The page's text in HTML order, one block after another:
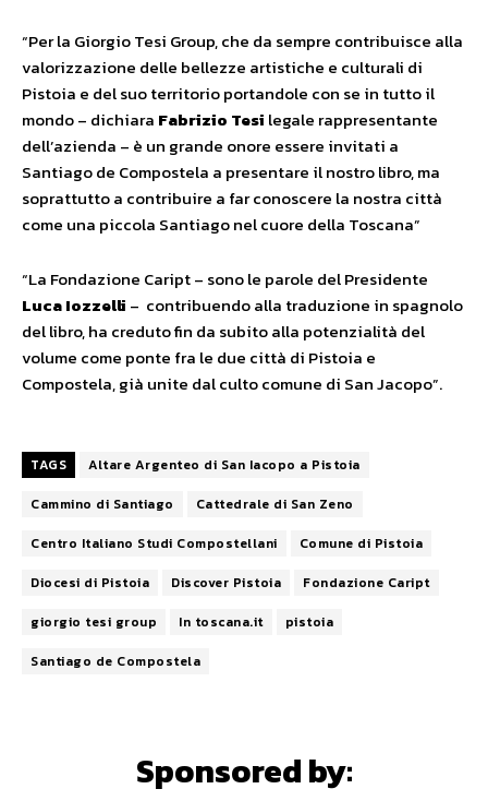
“Per la Giorgio Tesi Group, che da sempre contribuisce alla
valorizzazione delle bellezze artistiche e culturali di
Pistoia e del suo territorio portandole con se in tutto il
mondo – dichiara Fabrizio Tesi legale rappresentante
dell’azienda – è un grande onore essere invitati a
Santiago de Compostela a presentare il nostro libro, ma
soprattutto a contribuire a far conoscere la nostra città
come una piccola Santiago nel cuore della Toscana”
“La Fondazione Caript – sono le parole del Presidente
Luca Iozzelli – contribuendo alla traduzione in spagnolo
del libro, ha creduto fin da subito alla potenzialità del
volume come ponte fra le due città di Pistoia e
Compostela, già unite dal culto comune di San Jacopo”.
TAGS
Altare Argenteo di San Iacopo a Pistoia
Cammino di Santiago
Cattedrale di San Zeno
Centro Italiano Studi Compostellani
Comune di Pistoia
Diocesi di Pistoia
Discover Pistoia
Fondazione Caript
giorgio tesi group
In toscana.it
pistoia
Santiago de Compostela
Sponsored by: